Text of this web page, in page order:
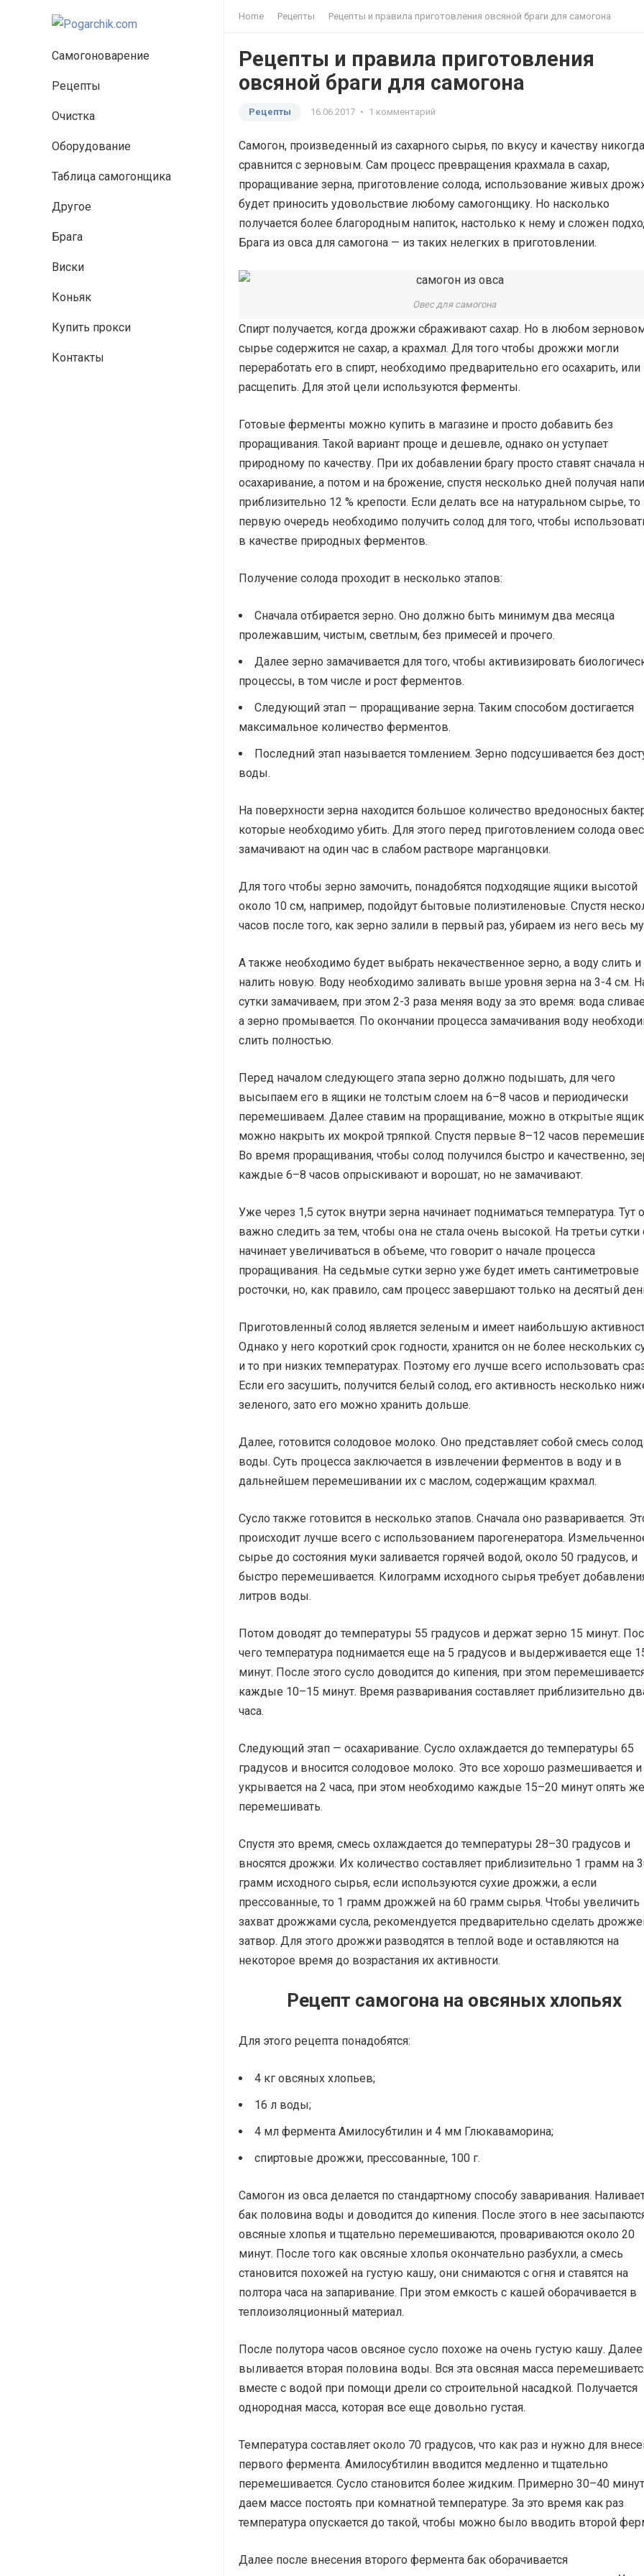
Самогоноварение
Рецепты
Очистка
Оборудование
Таблица самогонщика
Другое
Брага
Виски
Коньяк
Купить прокси
Контакты
Home Рецепты Рецепты и правила приготовления овсяной браги для самогона
Рецепты и правила приготовления
овсяной браги для самогона
Рецепты 16.06.2017 • 1 комментарий
Самогон, произведенный из сахарного сырья, по вкусу и качеству
сравнится с зерновым. Сам процесс превращения крахмала в сахар,
проращивание зерна, приготовление солода, использование живых
будет приносить удовольствие любому самогонщику. Но насколько
получается более благородным напиток, настолько к нему и сложен
Брага из овса для самогона — из таких нелегких в приготовлении.
Овес для самогона
Спирт получается, когда дрожжи сбраживают сахар. Но в любом
сырье содержится не сахар, а крахмал. Для того чтобы дрожжи могли
переработать его в спирт, необходимо предварительно его осахарить, или
расщепить. Для этой цели используются ферменты.
Готовые ферменты можно купить в магазине и просто добавить без
проращивания. Такой вариант проще и дешевле, однако он уступает
природному по качеству. При их добавлении брагу просто ставят сначала
осахаривание, а потом и на брожение, спустя несколько дней получая
приблизительно 12 % крепости. Если делать все на натуральном сырье, то
первую очередь необходимо получить солод для того, чтобы
в качестве природных ферментов.
Получение солода проходит в несколько этапов:
Сначала отбирается зерно. Оно должно быть минимум два месяца
пролежавшим, чистым, светлым, без примесей и прочего.
Далее зерно замачивается для того, чтобы активизировать
процессы, в том числе и рост ферментов.
Следующий этап — проращивание зерна. Таким способом достигается
максимальное количество ферментов.
Последний этап называется томлением. Зерно подсушивается без
воды.
На поверхности зерна находится большое количество вредоносных
которые необходимо убить. Для этого перед приготовлением солода овес
замачивают на один час в слабом растворе марганцовки.
Для того чтобы зерно замочить, понадобятся подходящие ящики высотой
около 10 см, например, подойдут бытовые полиэтиленовые. Спустя
часов после того, как зерно залили в первый раз, убираем из него весь
А также необходимо будет выбрать некачественное зерно, а воду слить и
налить новую. Воду необходимо заливать выше уровня зерна на 3-4 см.
сутки замачиваем, при этом 2-3 раза меняя воду за это время: вода
а зерно промывается. По окончании процесса замачивания воду
слить полностью.
Перед началом следующего этапа зерно должно подышать, для чего
высыпаем его в ящики не толстым слоем на 6–8 часов и периодически
перемешиваем. Далее ставим на проращивание, можно в открытые
можно накрыть их мокрой тряпкой. Спустя первые 8–12 часов
Во время проращивания, чтобы солод получился быстро и качественно,
каждые 6–8 часов опрыскивают и ворошат, но не замачивают.
Уже через 1,5 суток внутри зерна начинает подниматься температура. Тут
важно следить за тем, чтобы она не стала очень высокой. На третьи сутки
начинает увеличиваться в объеме, что говорит о начале процесса
проращивания. На седьмые сутки зерно уже будет иметь сантиметровые
росточки, но, как правило, сам процесс завершают только на десятый
Приготовленный солод является зеленым и имеет наибольшую
Однако у него короткий срок годности, хранится он не более нескольких
и то при низких температурах. Поэтому его лучше всего использовать
Если его засушить, получится белый солод, его активность несколько
зеленого, зато его можно хранить дольше.
Далее, готовится солодовое молоко. Оно представляет собой смесь
воды. Суть процесса заключается в извлечении ферментов в воду и в
дальнейшем перемешивании их с маслом, содержащим крахмал.
Сусло также готовится в несколько этапов. Сначала оно разваривается.
происходит лучше всего с использованием парогенератора.
сырье до состояния муки заливается горячей водой, около 50 градусов, и
быстро перемешивается. Килограмм исходного сырья требует
литров воды.
Потом доводят до температуры 55 градусов и держат зерно 15 минут.
чего температура поднимается еще на 5 градусов и выдерживается еще
минут. После этого сусло доводится до кипения, при этом
каждые 10–15 минут. Время разваривания составляет приблизительно
часа.
Следующий этап — осахаривание. Сусло охлаждается до температуры 65
градусов и вносится солодовое молоко. Это все хорошо размешивается и
укрывается на 2 часа, при этом необходимо каждые 15–20 минут опять же
перемешивать.
Спустя это время, смесь охлаждается до температуры 28–30 градусов и
вносятся дрожжи. Их количество составляет приблизительно 1 грамм на
грамм исходного сырья, если используются сухие дрожжи, а если
прессованные, то 1 грамм дрожжей на 60 грамм сырья. Чтобы увеличить
захват дрожжами сусла, рекомендуется предварительно сделать
затвор. Для этого дрожжи разводятся в теплой воде и оставляются на
некоторое время до возрастания их активности.
Рецепт самогона на овсяных хлопьях
Для этого рецепта понадобятся:
4 кг овсяных хлопьев;
16 л воды;
4 мл фермента Амилосубтилин и 4 мм Глюкаваморина;
спиртовые дрожжи, прессованные, 100 г.
Самогон из овса делается по стандартному способу заваривания.
бак половина воды и доводится до кипения. После этого в нее
овсяные хлопья и тщательно перемешиваются, провариваются около 20
минут. После того как овсяные хлопья окончательно разбухли, а смесь
становится похожей на густую кашу, они снимаются с огня и ставятся на
полтора часа на запаривание. При этом емкость с кашей оборачивается в
теплоизоляционный материал.
После полутора часов овсяное сусло похоже на очень густую кашу. Далее
выливается вторая половина воды. Вся эта овсяная масса
вместе с водой при помощи дрели со строительной насадкой. Получается
однородная масса, которая все еще довольно густая.
Температура составляет около 70 градусов, что как раз и нужно для
первого фермента. Амилосубтилин вводится медленно и тщательно
перемешивается. Сусло становится более жидким. Примерно 30–40 минут
даем массе постоять при комнатной температуре. За это время как раз
температура опускается до такой, чтобы можно было вводить второй
Далее после внесения второго фермента бак оборачивается